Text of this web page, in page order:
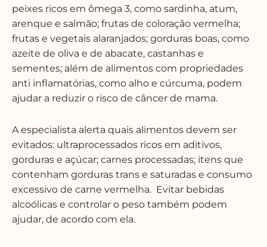
peixes ricos em ômega 3, como sardinha, atum,
arenque e salmão; frutas de coloração vermelha;
frutas e vegetais alaranjados; gorduras boas, como
azeite de oliva e de abacate, castanhas e
sementes; além de alimentos com propriedades
anti inflamatórias, como alho e cúrcuma, podem
ajudar a reduzir o risco de câncer de mama.
A especialista alerta quais alimentos devem ser
evitados: ultraprocessados ricos em aditivos,
gorduras e açúcar; carnes processadas; itens que
contenham gorduras trans e saturadas e consumo
excessivo de carne vermelha. Evitar bebidas
alcoólicas e controlar o peso também podem
ajudar, de acordo com ela.